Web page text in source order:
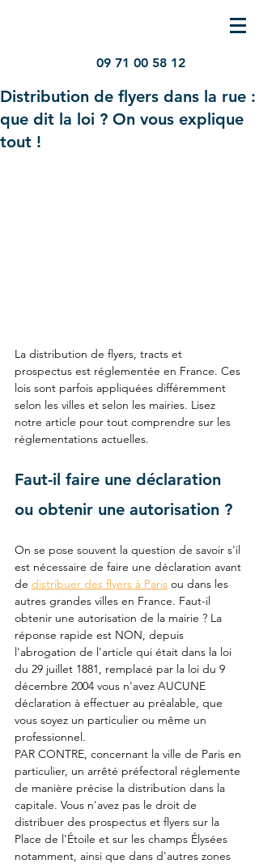
09 71 00 58 12
Distribution de flyers dans la rue :
que dit la loi ? On vous explique
tout !
La distribution de flyers, tracts et
prospectus est réglementée en France. Ces
lois sont parfois appliquées différemment
selon les villes et selon les mairies. Lisez
notre article pour tout comprendre sur les
réglementations actuelles.
Faut-il faire une déclaration
ou obtenir une autorisation ?
On se pose souvent la question de savoir s'il
est nécessaire de faire une déclaration avant
de distribuer des flyers à Paris ou dans les
autres grandes villes en France. Faut-il
obtenir une autorisation de la mairie ? La
réponse rapide est NON, depuis
l'abrogation de l'article qui était dans la loi
du 29 juillet 1881, remplacé par la loi du 9
décembre 2004 vous n'avez AUCUNE
déclaration à effectuer au préalable, que
vous soyez un particulier ou même un
professionnel.
PAR CONTRE, concernant la ville de Paris en
particulier, un arrêté préfectoral réglemente
de manière précise la distribution dans la
capitale. Vous n'avez pas le droit de
distribuer des prospectus et flyers sur la
Place de l'Étoile et sur les champs Élysées
notamment, ainsi que dans d'autres zones